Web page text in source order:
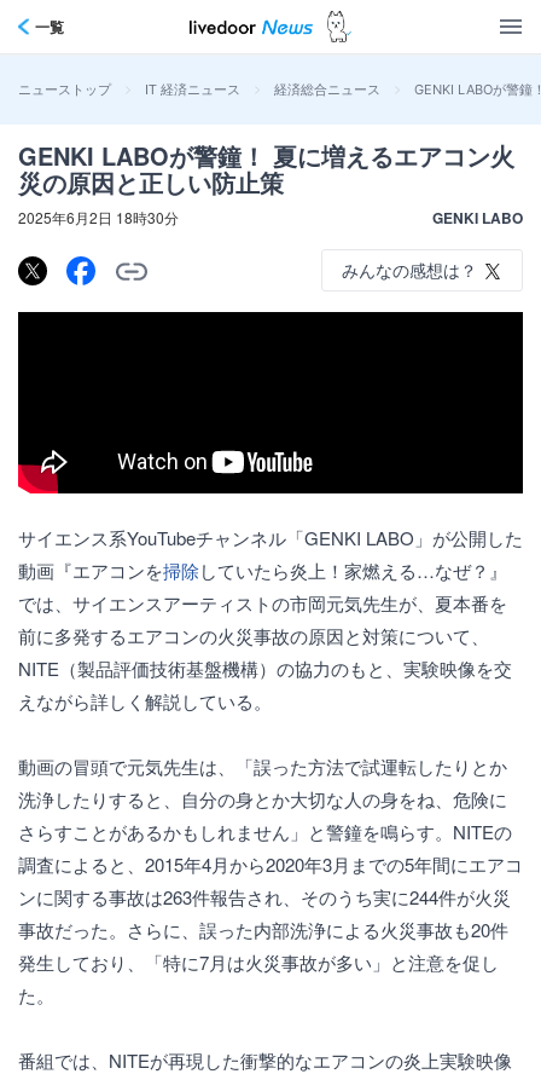
一覧
ニューストップ > IT 経済ニュース > 経済総合ニュース > GENKI LABOが警鐘
GENKI LABOが警鐘！ 夏に増えるエアコン火
災の原因と正しい防止策
2025年6月2日 18時30分 GENKI LABO
みんなの感想は？
サイエンス系YouTubeチャンネル「GENKI LABO」が公開した
動画『エアコンを掃除していたら炎上！家燃える…なぜ？』
では、サイエンスアーティストの市岡元気先生が、夏本番を
前に多発するエアコンの火災事故の原因と対策について、
NITE（製品評価技術基盤機構）の協力のもと、実験映像を交
えながら詳しく解説している。
動画の冒頭で元気先生は、「誤った方法で試運転したりとか
洗浄したりすると、自分の身とか大切な人の身をね、危険に
さらすことがあるかもしれません」と警鐘を鳴らす。NITEの
調査によると、2015年4月から2020年3月までの5年間にエアコ
ンに関する事故は263件報告され、そのうち実に244件が火災
事故だった。さらに、誤った内部洗浄による火災事故も20件
発生しており、「特に7月は火災事故が多い」と注意を促し
た。
番組では、NITEが再現した衝撃的なエアコンの炎上実験映像